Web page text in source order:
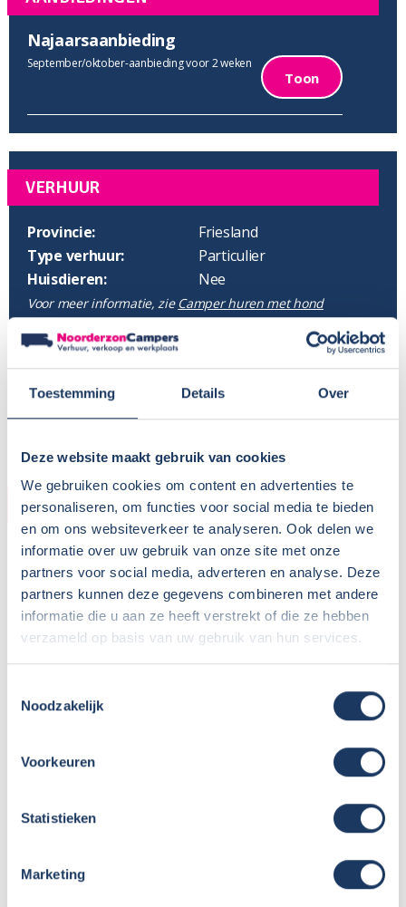
Toestemming Details Over
Deze website maakt gebruik van cookies
We gebruiken cookies om content en advertenties te
personaliseren, om functies voor social media te bieden
en om ons websiteverkeer te analyseren. Ook delen we
informatie over uw gebruik van onze site met onze
partners voor social media, adverteren en analyse. Deze
partners kunnen deze gegevens combineren met andere
informatie die u aan ze heeft verstrekt of die ze hebben
verzameld op basis van uw gebruik van hun services.
Noodzakelijk
Voorkeuren
Statistieken
Marketing
Najaarsaanbieding
September/oktober-aanbieding voor 2 weken
Toon
VERHUUR
Provincie:
Friesland
Type verhuur:
Particulier
Huisdieren:
Nee
Voor meer informatie, zie Camper huren met hond
Standaard haaltijd:
Standaard retourtijd:
09.00 uur
Plaatsnaam:
Wolvega
Parkeren eigen auto:
Op terrein verhuurder
CAMPER
Bouwjaar:
2023
Onderstel:
Fiat Ducato
Motor:
140 pk
Versnellingen:
9
Gewicht leeg:
2983 kg
Max. gewicht:
3500 kg
Transmissie:
Zitplaatsen met gordel:
Aantal slaapplaatsen: